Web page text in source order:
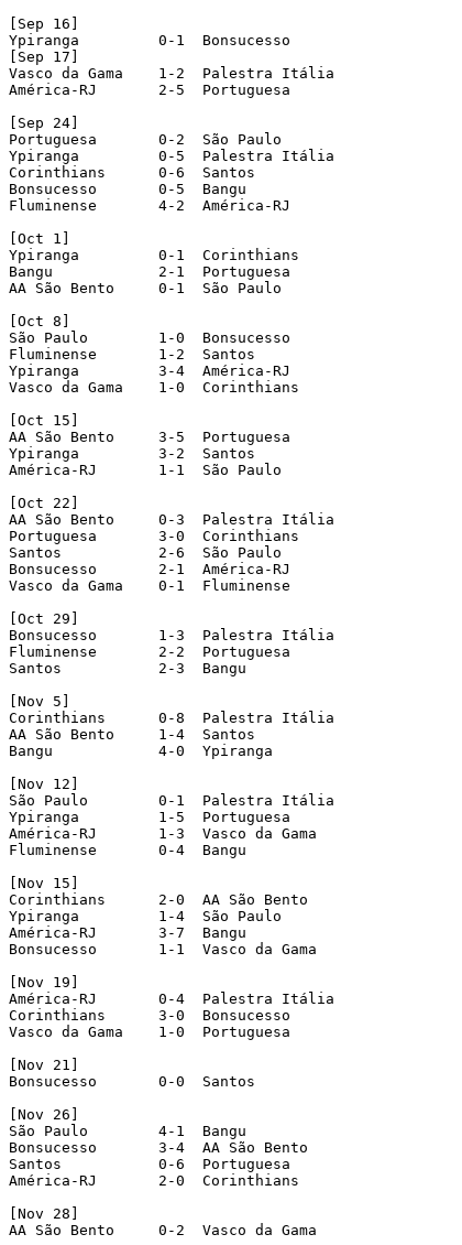
[Sep 16]
Ypiranga         0-1  Bonsucesso
[Sep 17]
Vasco da Gama    1-2  Palestra Itália
América-RJ       2-5  Portuguesa
[Sep 24]
Portuguesa       0-2  São Paulo
Ypiranga         0-5  Palestra Itália
Corinthians      0-6  Santos
Bonsucesso       0-5  Bangu
Fluminense       4-2  América-RJ
[Oct 1]
Ypiranga         0-1  Corinthians
Bangu            2-1  Portuguesa
AA São Bento     0-1  São Paulo
[Oct 8]
São Paulo        1-0  Bonsucesso
Fluminense       1-2  Santos
Ypiranga         3-4  América-RJ
Vasco da Gama    1-0  Corinthians
[Oct 15]
AA São Bento     3-5  Portuguesa
Ypiranga         3-2  Santos
América-RJ       1-1  São Paulo
[Oct 22]
AA São Bento     0-3  Palestra Itália
Portuguesa       3-0  Corinthians
Santos           2-6  São Paulo
Bonsucesso       2-1  América-RJ
Vasco da Gama    0-1  Fluminense
[Oct 29]
Bonsucesso       1-3  Palestra Itália
Fluminense       2-2  Portuguesa
Santos           2-3  Bangu
[Nov 5]
Corinthians      0-8  Palestra Itália
AA São Bento     1-4  Santos
Bangu            4-0  Ypiranga
[Nov 12]
São Paulo        0-1  Palestra Itália
Ypiranga         1-5  Portuguesa
América-RJ       1-3  Vasco da Gama
Fluminense       0-4  Bangu
[Nov 15]
Corinthians      2-0  AA São Bento
Ypiranga         1-4  São Paulo
América-RJ       3-7  Bangu
Bonsucesso       1-1  Vasco da Gama
[Nov 19]
América-RJ       0-4  Palestra Itália
Corinthians      3-0  Bonsucesso
Vasco da Gama    1-0  Portuguesa
[Nov 21]
Bonsucesso       0-0  Santos
[Nov 26]
São Paulo        4-1  Bangu
Bonsucesso       3-4  AA São Bento
Santos           0-6  Portuguesa
América-RJ       2-0  Corinthians
[Nov 28]
AA São Bento     0-2  Vasco da Gama